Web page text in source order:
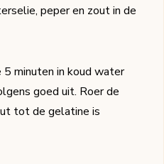
peper en zout in de
minuten in koud water
goed uit. Roer de
tot de gelatine is